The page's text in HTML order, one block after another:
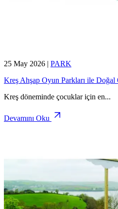
25 May 2026 | PARK
Kreş Ahşap Oyun Parkları ile Doğal
Kreş döneminde çocuklar için en...
Devamını Oku